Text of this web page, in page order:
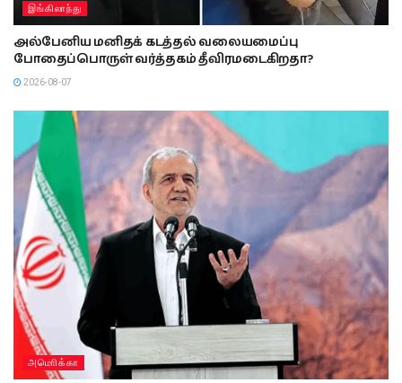
இங்கிலாந்து
அல்பேனிய மனிதக் கடத்தல் வலையமைப்பு
போதைப்பொருள் வர்த்தகம் தீவிரமடைகிறதா?
2026-08-07
அமொிக்கா